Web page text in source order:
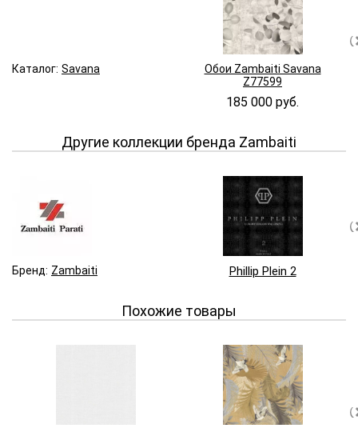
Каталог: Savana
Обои Zambaiti Savana
Z77599
185 000 руб.
Другие коллекции бренда Zambaiti
Бренд: Zambaiti Phillip Plein 2
Похожие товары